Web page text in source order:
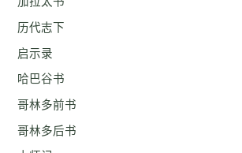
历代志下
启示录
哈巴谷书
哥林多前书
哥林多后书